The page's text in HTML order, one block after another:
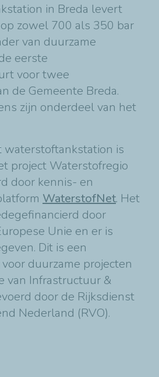
in Breda levert
op zowel 700 als 350 bar
van duurzame
eerste
voor twee
de Gemeente Breda.
zijn onderdeel van het
waterstoftankstation is
project Waterstofregio
door kennis- en
WaterstofNet. Het
door
Unie en er is
Dit is een
duurzame projecten
van Infrastructuur &
door de Rijksdienst
Nederland (RVO).